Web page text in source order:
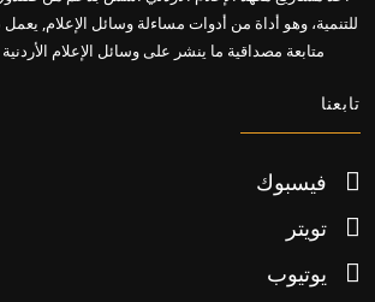
للتنمية، وهو أداة من أدوات مساءلة وسائل الإعلام,
متابعة مصداقية ما ينشر على وسائل الإعلام
تابعنا
فيسبوك
تويتر
يوتيوب